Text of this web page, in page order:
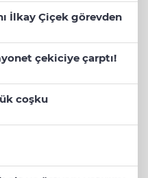
İlkay Çiçek görevden
çekiciye çarptı!
coşku